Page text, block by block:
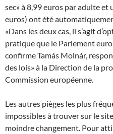
sec» à 8,99 euros par adulte et
euros) ont été
«Dans les deux cas, il s’agit
pratique que le Parlement
confirme Tamás Molnár,
des lois» à la Direction de la
Commission européenne.
Les autres pièges les plus
impossibles à trouver sur le
moindre changement. Pour